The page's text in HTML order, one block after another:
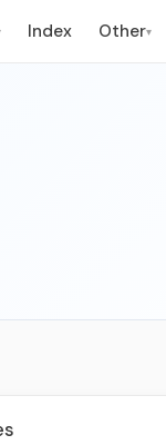
Index Other▾